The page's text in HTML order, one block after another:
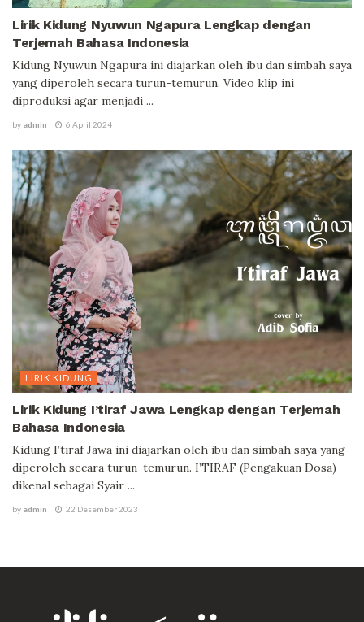
Lirik Kidung Nyuwun Ngapura Lengkap dengan
Terjemah Bahasa Indonesia
Kidung Nyuwun Ngapura ini diajarkan oleh ibu dan simbah saya
yang diperoleh secara turun-temurun. Video klip ini
diproduksi agar menjadi ...
by admin 6 April 2024
LIRIK KIDUNG
Lirik Kidung I’tiraf Jawa Lengkap dengan Terjemah
Bahasa Indonesia
Kidung I’tiraf Jawa ini diajarkan oleh ibu dan simbah saya yang
diperoleh secara turun-temurun. I’TIRAF (Pengakuan Dosa)
dikenal sebagai Syair ...
by admin 22 Desember 2023